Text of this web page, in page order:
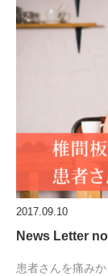
2017.09.10
News Letter
患者さんを痛み